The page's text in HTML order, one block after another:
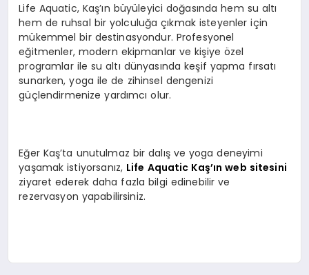
Life Aquatic, Kaş’ın büyüleyici doğasında hem su altı
hem de ruhsal bir yolculuğa çıkmak isteyenler için
mükemmel bir destinasyondur. Profesyonel
eğitmenler, modern ekipmanlar ve kişiye özel
programlar ile su altı dünyasında keşif yapma fırsatı
sunarken, yoga ile de zihinsel dengenizi
güçlendirmenize yardımcı olur.
Eğer Kaş’ta unutulmaz bir dalış ve yoga deneyimi
yaşamak istiyorsanız, Life Aquatic Kaş’ın web sitesini
ziyaret ederek daha fazla bilgi edinebilir ve
rezervasyon yapabilirsiniz.